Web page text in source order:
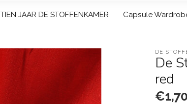
TIEN JAAR DE STOFFENKAMER Capsule
DE
De
red
€1,70